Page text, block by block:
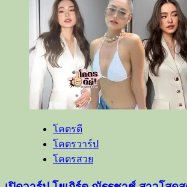
โคตรดี
โคตรวาร์ป
โคตรสวย